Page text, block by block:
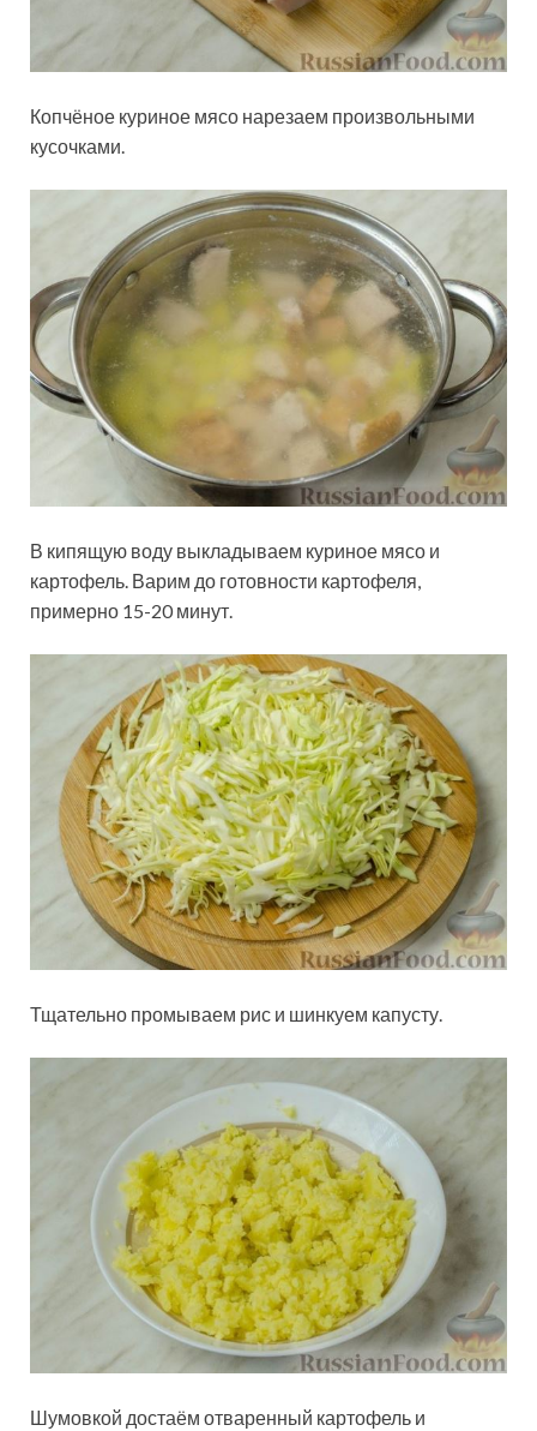
Копчёное куриное мясо нарезаем произвольными
кусочками.
В кипящую воду выкладываем куриное мясо и
картофель. Варим до готовности картофеля,
примерно 15-20 минут.
Тщательно промываем рис и шинкуем капусту.
Шумовкой достаём отваренный картофель и